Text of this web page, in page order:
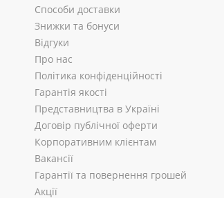
Способи доставки
Знижки та бонуси
Відгуки
Про нас
Політика конфіденційності
Гарантія якості
Представництва в Україні
Договір публічної оферти
Корпоративним клієнтам
Вакансії
Гарантії та повернення грошей
Акції